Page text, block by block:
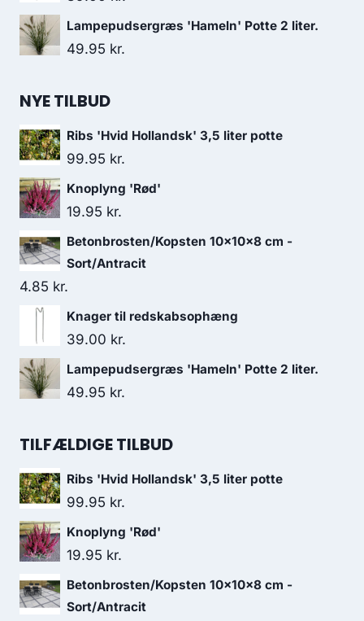
Lampepudsergræs 'Hameln' Potte 2 liter.
49.95 kr.
NYE TILBUD
Ribs 'Hvid Hollandsk' 3,5 liter potte
99.95 kr.
Knoplyng 'Rød'
19.95 kr.
Betonbrosten/Kopsten 10x10x8 cm -
Sort/Antracit
4.85 kr.
Knager til redskabsophæng
39.00 kr.
Lampepudsergræs 'Hameln' Potte 2 liter.
49.95 kr.
TILFÆLDIGE TILBUD
Ribs 'Hvid Hollandsk' 3,5 liter potte
99.95 kr.
Knoplyng 'Rød'
19.95 kr.
Betonbrosten/Kopsten 10x10x8 cm -
Sort/Antracit